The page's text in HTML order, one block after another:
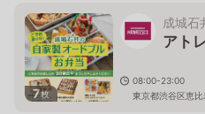
7枚
成城石
アト
08:00-23:00
東京都渋谷区恵